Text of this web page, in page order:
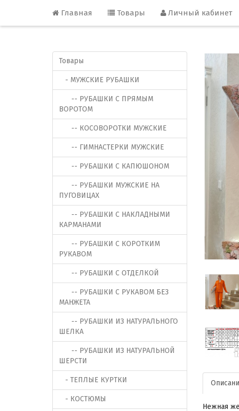
Главная Товары Личный кабинет
Товары
- МУЖСКИЕ РУБАШКИ
-- РУБАШКИ С ПРЯМЫМ
ВОРОТОМ
-- КОСОВОРОТКИ МУЖСКИЕ
-- ГИМНАСТЕРКИ МУЖСКИЕ
-- РУБАШКИ С КАПЮШОНОМ
-- РУБАШКИ МУЖСКИЕ НА
ПУГОВИЦАХ
-- РУБАШКИ С НАКЛАДНЫМИ
КАРМАНАМИ
-- РУБАШКИ С КОРОТКИМ
РУКАВОМ
-- РУБАШКИ С ОТДЕЛКОЙ
-- РУБАШКИ С РУКАВОМ БЕЗ
МАНЖЕТА
-- РУБАШКИ ИЗ НАТУРАЛЬНОГО
ШЕЛКА
-- РУБАШКИ ИЗ НАТУРАЛЬНОЙ
ШЕРСТИ
- ТЕПЛЫЕ КУРТКИ
- КОСТЮМЫ
Нежная